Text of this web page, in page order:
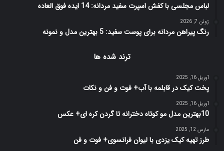
لباس مجلسی با کفش اسپرت سفید مردانه: 14 ایده فوق العاده
ژوئن 7, 2026
رنگ پیراهن مردانه برای پوست سفید: 5 بهترین مدل و نمونه
ترند شده ها
آوریل 16, 2025
پخت کیک در قابلمه با آب+ فوت و فن و نکات
آوریل 16, 2025
10بهترین مدل مو کوتاه دخترانه تا گردن کره ای+ عکس
مارس 12, 2025
طرز تهیه کیک یزدی با لیوان فرانسوی+ فوت و فن